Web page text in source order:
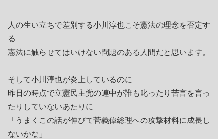
人の生い立ちで差別する小川淳也こそ憲法の理念を否定す
る
憲法に触らせてはいけない問題のある人間だと思います。
そして小川淳也が炎上しているのに
昨日の時点で立憲民主党の連中が誰も叱ったり苦言を言っ
たりしていないあたりに
「うまくこの話が伸びて菅義偉総理への攻撃材料に成長し
ないかな」